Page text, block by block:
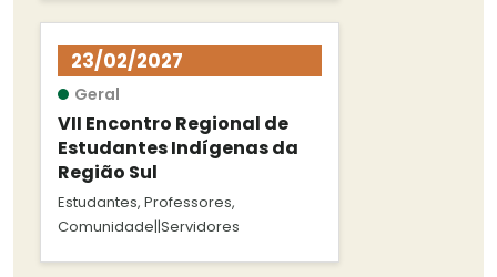
23/02/2027
Geral
VII Encontro Regional de
Estudantes Indígenas da
Região Sul
Estudantes, Professores,
Comunidade||Servidores